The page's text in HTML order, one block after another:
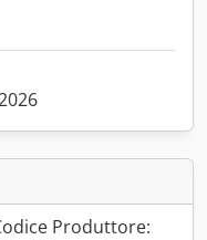
Produttore: